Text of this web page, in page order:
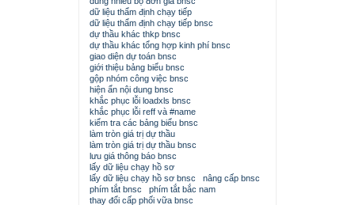
dữ liệu thẩm định chạy tiếp
dữ liệu thẩm định chạy tiếp bnsc
dự thầu khác thkp bnsc
dự thầu khác tổng hợp kinh phí bnsc
giao diện dự toán bnsc
giới thiệu bảng biểu bnsc
gộp nhóm công việc bnsc
hiện ẩn nội dung bnsc
khắc phục lỗi loadxls bnsc
khắc phục lỗi reff và #name
kiểm tra các bảng biểu bnsc
làm tròn giá trị dự thầu
làm tròn giá trị dự thầu bnsc
lưu giá thông báo bnsc
lấy dữ liệu chạy hồ sơ
lấy dữ liệu chạy hồ sơ bnsc
nâng cấp bnsc
phím tắt bnsc
phím tắt bắc nam
thay đổi cấp phối vữa bnsc